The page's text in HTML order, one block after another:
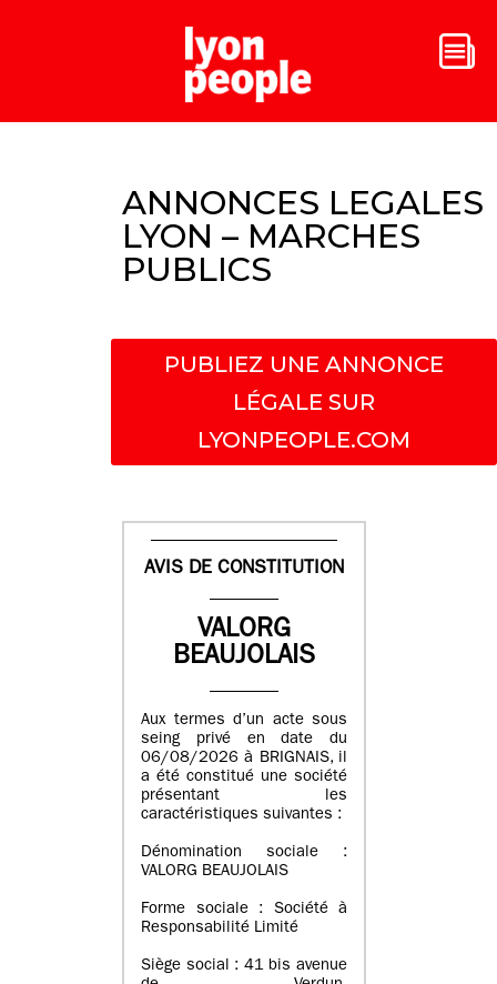
ANNONCES LEGALES
LYON – MARCHES
PUBLICS
PUBLIEZ UNE ANNONCE
LÉGALE SUR
LYONPEOPLE.COM
AVIS DE CONSTITUTION
VALORG
BEAUJOLAIS
Aux termes d’un acte sous
seing privé en date du
06/08/2026 à BRIGNAIS, il
a été constitué une société
présentant les
caractéristiques suivantes :
Dénomination sociale :
VALORG BEAUJOLAIS
Forme sociale : Société à
Responsabilité Limité
Siège social : 41 bis avenue